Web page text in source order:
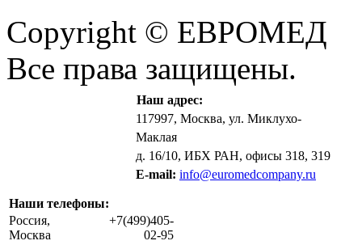
Copyright © ЕВРОМЕД
Все права защищены.
Наш адрес:
117997, Москва, ул. Миклухо-
Маклая
д. 16/10, ИБХ РАН, офисы 318, 319
E-mail: info@euromedcompany.ru
Наши телефоны:
Россия,
Москва
+7(499)405-
02-95